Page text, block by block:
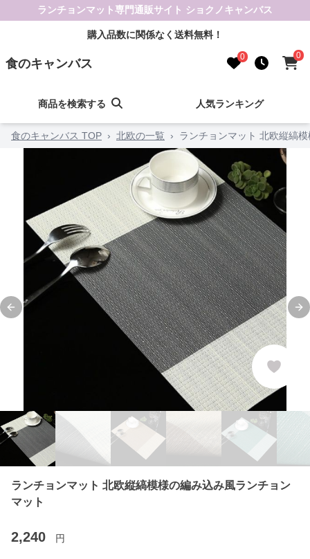
ランチョンマット専門通販サイト ショクノキャンバス
購入品数に関係なく送料無料！
食のキャンバス 0 0
商品を検索する 人気ランキング
食のキャンバス TOP › 北欧の一覧 › ランチョンマット 北欧縦縞
Previous slide
ランチョンマット 北欧縦縞模様の編み込み風ランチョン
マット
2,240 円